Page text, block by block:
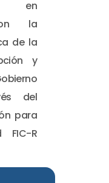
en
la
de la
y
del
para
FIC-R